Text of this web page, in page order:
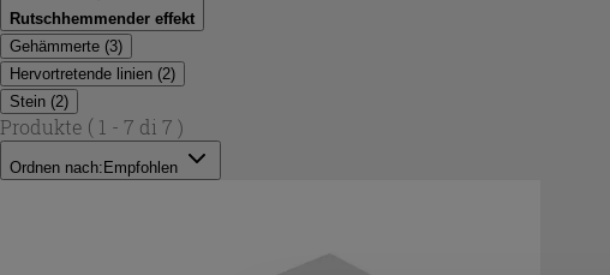
Rutschhemmender effekt
Gehämmerte (3)
Hervortretende linien (2)
Stein (2)
Produkte ( 1 - 7 di 7 )
Ordnen nach: Empfohlen